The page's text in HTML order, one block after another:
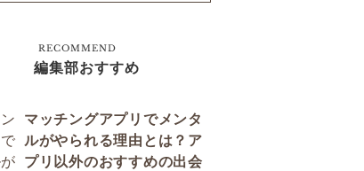
RECOMMEND
編集部おすすめ
マッチングアプリでメンタ
ルがやられる理由とは？ア
プリ以外のおすすめの出会